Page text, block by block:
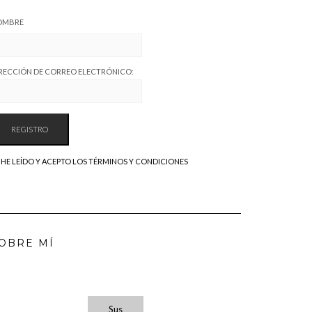
DE CORREO ELECTRÓNICO:
HE LEÍDO Y ACEPTO LOS TÉRMINOS Y CONDICIONES
MÍ
Sus